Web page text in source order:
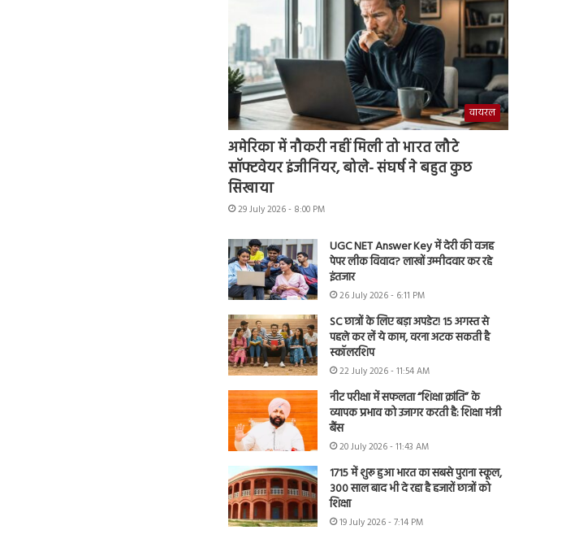
वायरल
अमेरिका में नौकरी नहीं मिली तो भारत लौटे
सॉफ्टवेयर इंजीनियर, बोले- संघर्ष ने बहुत कुछ
सिखाया
29 July 2026 - 8:00 PM
UGC NET Answer Key में देरी की वजह
पेपर लीक विवाद? लाखों उम्मीदवार कर रहे
इंतजार
26 July 2026 - 6:11 PM
SC छात्रों के लिए बड़ा अपडेट! 15 अगस्त से
पहले कर लें ये काम, वरना अटक सकती है
स्कॉलरशिप
22 July 2026 - 11:54 AM
नीट परीक्षा में सफलता “शिक्षा क्रांति” के
व्यापक प्रभाव को उजागर करती है: शिक्षा मंत्री
बैंस
20 July 2026 - 11:43 AM
1715 में शुरू हुआ भारत का सबसे पुराना स्कूल,
300 साल बाद भी दे रहा है हजारों छात्रों को
शिक्षा
19 July 2026 - 7:14 PM